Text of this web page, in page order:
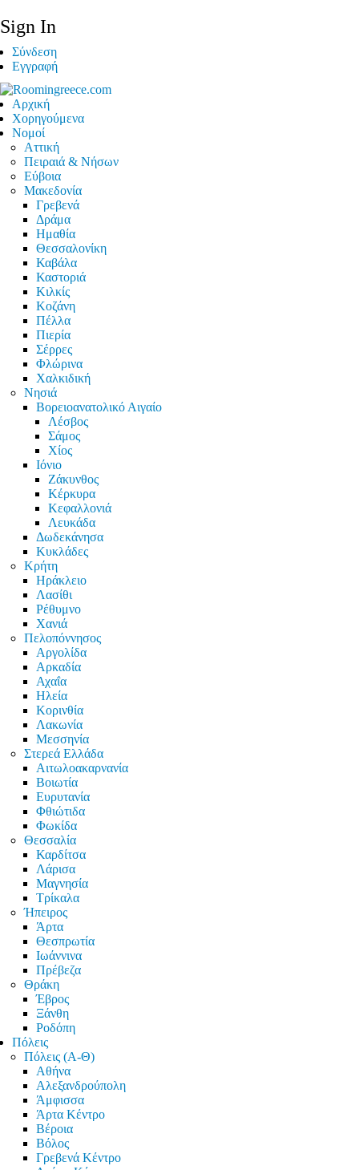
Sign In
Σύνδεση
Εγγραφή
Αρχική
Χορηγούμενα
Νομοί
Αττική
Πειραιά & Νήσων
Εύβοια
Μακεδονία
Γρεβενά
Δράμα
Ημαθία
Θεσσαλονίκη
Καβάλα
Καστοριά
Κιλκίς
Κοζάνη
Πέλλα
Πιερία
Σέρρες
Φλώρινα
Χαλκιδική
Νησιά
Βορειοανατολικό Αιγαίο
Λέσβος
Σάμος
Χίος
Ιόνιο
Ζάκυνθος
Κέρκυρα
Κεφαλλονιά
Λευκάδα
Δωδεκάνησα
Κυκλάδες
Κρήτη
Ηράκλειο
Λασίθι
Ρέθυμνο
Χανιά
Πελοπόννησος
Αργολίδα
Αρκαδία
Αχαΐα
Ηλεία
Κορινθία
Λακωνία
Μεσσηνία
Στερεά Ελλάδα
Αιτωλοακαρνανία
Βοιωτία
Ευρυτανία
Φθιώτιδα
Φωκίδα
Θεσσαλία
Καρδίτσα
Λάρισα
Μαγνησία
Τρίκαλα
Ήπειρος
Άρτα
Θεσπρωτία
Ιωάννινα
Πρέβεζα
Θράκη
Έβρος
Ξάνθη
Ροδόπη
Πόλεις
Πόλεις (Α-Θ)
Αθήνα
Αλεξανδρούπολη
Άμφισσα
Άρτα Κέντρο
Βέροια
Βόλος
Γρεβενά Κέντρο